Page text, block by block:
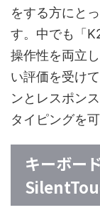
をする方にと
す。中でも「
操作性を両立
い評価を受け
ンとレスポン
タイピングを
キーボー